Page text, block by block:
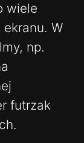
wiele
W
np.
futrzak